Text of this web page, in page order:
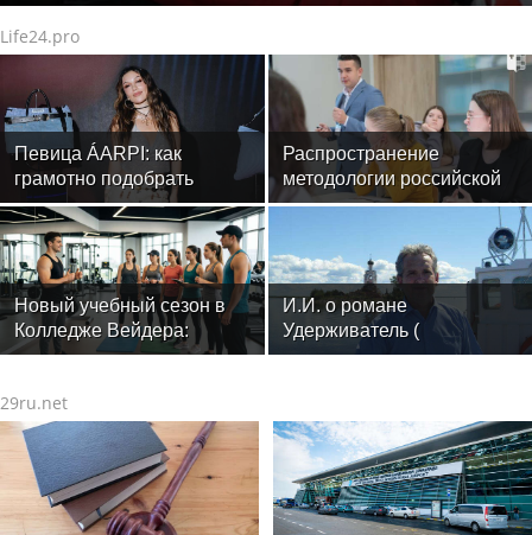
Life24.pro
Певица ÁARPI: как
грамотно подобрать
гардероб для
выступлений
Распространение
методологии российской
психологической научной
школы: в МГППУ прошли
международные
вебинары
Новый учебный сезон в
Колледже Вейдера:
стартовали очные
фитнес-тренеров и
специалистов индустрии
здоровья
И.И. о романе
Удерживатель (
Удерживающий сейчас )
Малышева ( роман
опубликован в 2016 г. )
29ru.net